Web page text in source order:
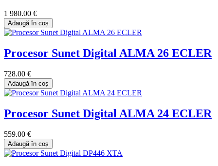
1 980.00 €
Adaugă în coș
Procesor Sunet Digital ALMA 26 ECLER
728.00 €
Adaugă în coș
Procesor Sunet Digital ALMA 24 ECLER
559.00 €
Adaugă în coș